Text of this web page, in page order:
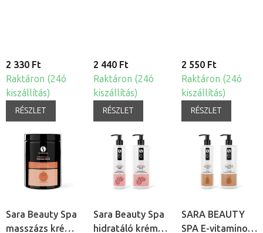
2 330 Ft
Raktáron (24ó
kiszállítás)
RÉSZLET
2 440 Ft
Raktáron (24ó
kiszállítás)
RÉSZLET
2 550 Ft
Raktáron (24ó
kiszállítás)
RÉSZLET
Sara Beauty Spa
masszázs krém -
Sara Beauty Spa
hidratáló krém -
SARA BEAUTY
SPA E-vitaminos